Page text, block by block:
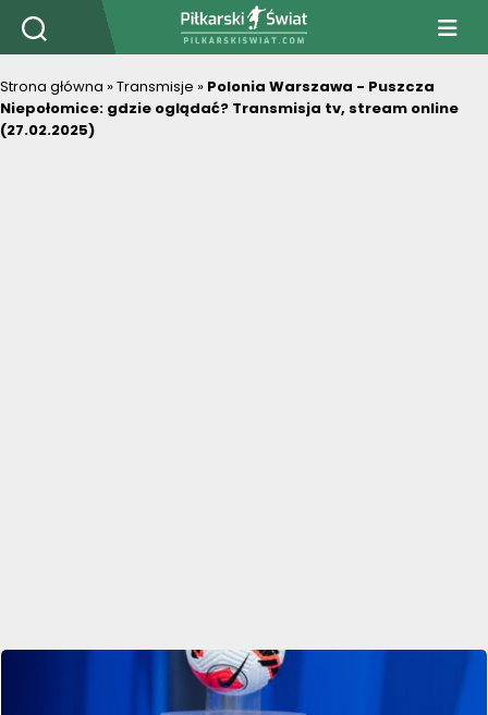
PiłkarskiSwiat.com
Strona główna »Transmisje » Polonia Warszawa - Puszcza
Niepołomice: gdzie oglądać? Transmisja tv, stream online
(27.02.2025)